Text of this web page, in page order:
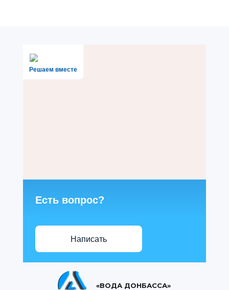
Решаем вместе
Есть вопрос?
Написать
«ВОДА ДОНБАССА»